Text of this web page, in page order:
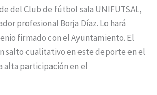
del Club de fútbol sala UNIFUTSAL,
profesional Borja Díaz. Lo hará
firmado con el Ayuntamiento. El
salto cualitativo en este deporte en el
alta participación en el